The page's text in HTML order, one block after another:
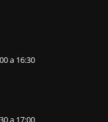
a 16:30
a 17:00